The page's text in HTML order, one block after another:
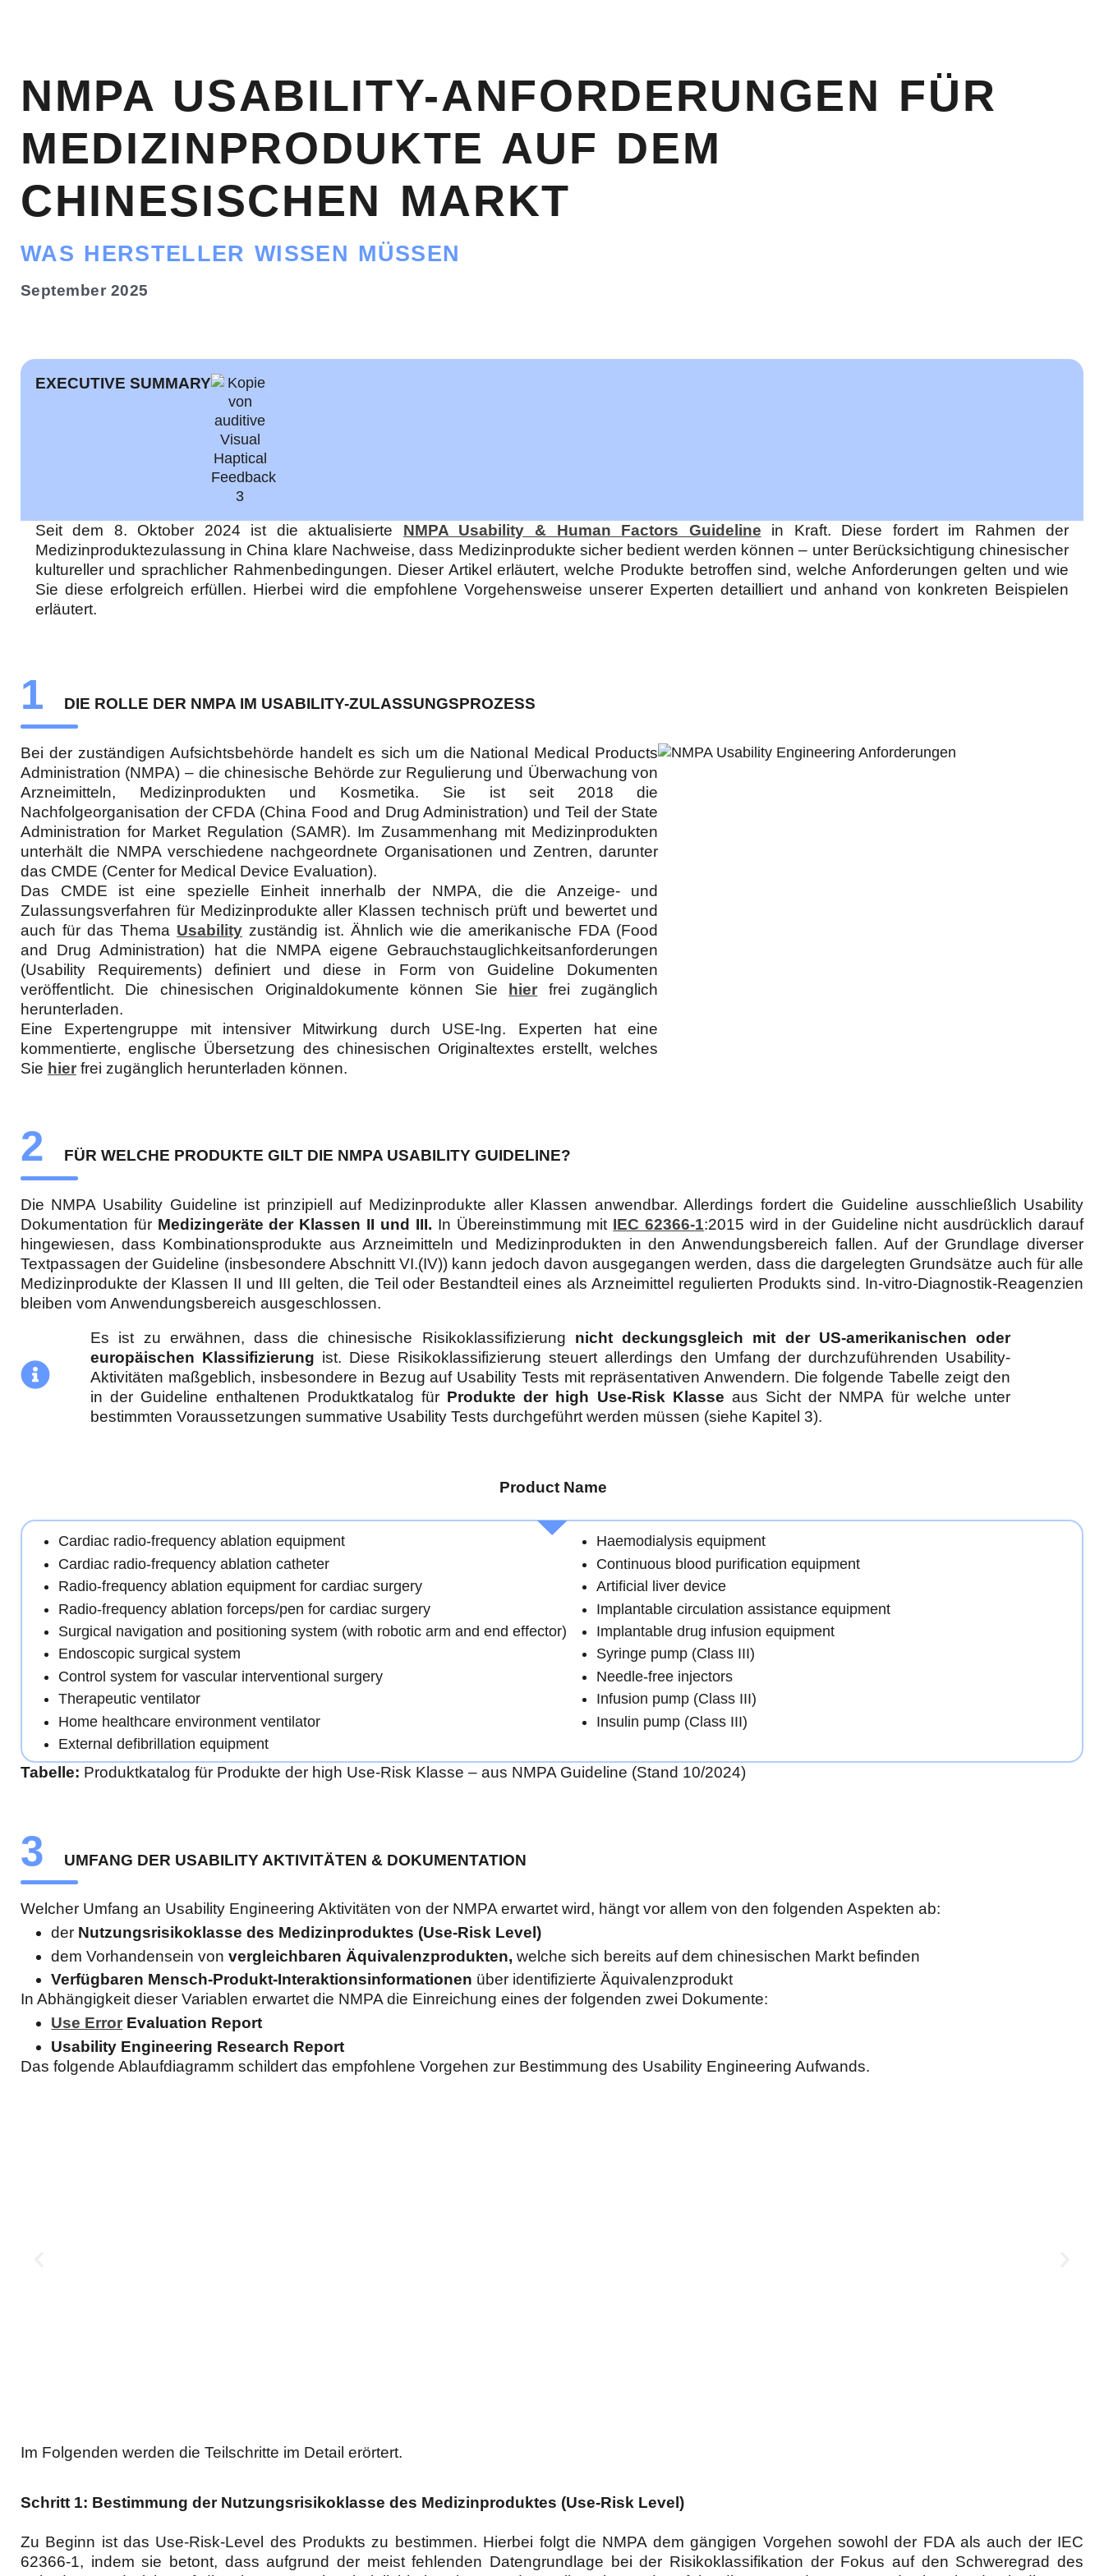
NMPA USABILITY-ANFORDERUNGEN FÜR
MEDIZINPRODUKTE AUF DEM
CHINESISCHEN MARKT
WAS HERSTELLER WISSEN MÜSSEN
September 2025
EXECUTIVE SUMMARY
Seit dem 8. Oktober 2024 ist die aktualisierte NMPA Usability & Human Factors Guideline in Kraft. Diese fordert im Rahmen der
Medizinproduktezulassung in China klare Nachweise, dass Medizinprodukte sicher bedient werden können – unter Berücksichtigung chinesischer
kultureller und sprachlicher Rahmenbedingungen. Dieser Artikel erläutert, welche Produkte betroffen sind, welche Anforderungen gelten und wie
Sie diese erfolgreich erfüllen. Hierbei wird die empfohlene Vorgehensweise unserer Experten detailliert und anhand von konkreten Beispielen
erläutert.
1 DIE ROLLE DER NMPA IM USABILITY-ZULASSUNGSPROZESS
Bei der zuständigen Aufsichtsbehörde handelt es sich um die National Medical Products
Administration (NMPA) – die chinesische Behörde zur Regulierung und Überwachung von
Arzneimitteln, Medizinprodukten und Kosmetika. Sie ist seit 2018 die
Nachfolgeorganisation der CFDA (China Food and Drug Administration) und Teil der State
Administration for Market Regulation (SAMR). Im Zusammenhang mit Medizinprodukten
unterhält die NMPA verschiedene nachgeordnete Organisationen und Zentren, darunter
das CMDE (Center for Medical Device Evaluation).
Das CMDE ist eine spezielle Einheit innerhalb der NMPA, die die Anzeige- und
Zulassungsverfahren für Medizinprodukte aller Klassen technisch prüft und bewertet und
auch für das Thema Usability zuständig ist. Ähnlich wie die amerikanische FDA (Food
and Drug Administration) hat die NMPA eigene Gebrauchstauglichkeitsanforderungen
(Usability Requirements) definiert und diese in Form von Guideline Dokumenten
veröffentlicht. Die chinesischen Originaldokumente können Sie hier frei zugänglich
herunterladen.
Eine Expertengruppe mit intensiver Mitwirkung durch USE-Ing. Experten hat eine
kommentierte, englische Übersetzung des chinesischen Originaltextes erstellt, welches
Sie hierfrei zugänglich herunterladen können.
2 FÜR WELCHE PRODUKTE GILT DIE NMPA USABILITY GUIDELINE?
Die NMPA Usability Guideline ist prinzipiell auf Medizinprodukte aller Klassen anwendbar. Allerdings fordert die Guideline ausschließlich Usability
Dokumentation für Medizingeräte der Klassen II und III. In Übereinstimmung mit IEC 62366-1:2015 wird in der Guideline nicht ausdrücklich darauf
hingewiesen, dass Kombinationsprodukte aus Arzneimitteln und Medizinprodukten in den Anwendungsbereich fallen. Auf der Grundlage diverser
Textpassagen der Guideline (insbesondere Abschnitt VI.(IV)) kann jedoch davon ausgegangen werden, dass die dargelegten Grundsätze auch für alle
Medizinprodukte der Klassen II und III gelten, die Teil oder Bestandteil eines als Arzneimittel regulierten Produkts sind. In-vitro-Diagnostik-Reagenzien
bleiben vom Anwendungsbereich ausgeschlossen.
Es ist zu erwähnen, dass die chinesische Risikoklassifizierung nicht deckungsgleich mit der US-amerikanischen oder
europäischen Klassifizierung ist. Diese Risikoklassifizierung steuert allerdings den Umfang der durchzuführenden Usability-
Aktivitäten maßgeblich, insbesondere in Bezug auf Usability Tests mit repräsentativen Anwendern. Die folgende Tabelle zeigt den
in der Guideline enthaltenen Produktkatalog für Produkte der high Use-Risk Klasse aus Sicht der NMPA für welche unter
bestimmten Voraussetzungen summative Usability Tests durchgeführt werden müssen (siehe Kapitel 3).
Product Name
Cardiac radio-frequency ablation equipment
Cardiac radio-frequency ablation catheter
Radio-frequency ablation equipment for cardiac surgery
Radio-frequency ablation forceps/pen for cardiac surgery
Surgical navigation and positioning system (with robotic arm and end effector)
Endoscopic surgical system
Control system for vascular interventional surgery
Therapeutic ventilator
Home healthcare environment ventilator
External defibrillation equipment
Haemodialysis equipment
Continuous blood purification equipment
Artificial liver device
Implantable circulation assistance equipment
Implantable drug infusion equipment
Syringe pump (Class III)
Needle-free injectors
Infusion pump (Class III)
Insulin pump (Class III)
Tabelle: Produktkatalog für Produkte der high Use-Risk Klasse – aus NMPA Guideline (Stand 10/2024)
3 UMFANG DER USABILITY AKTIVITÄTEN & DOKUMENTATION
Welcher Umfang an Usability Engineering Aktivitäten von der NMPA erwartet wird, hängt vor allem von den folgenden Aspekten ab:
der Nutzungsrisikoklasse des Medizinproduktes (Use-Risk Level)
dem Vorhandensein vonvergleichbaren Äquivalenzprodukten,welche sich bereits auf dem chinesischen Markt befinden
Verfügbaren Mensch-Produkt-Interaktionsinformationen über identifizierte Äquivalenzprodukt
In Abhängigkeit dieser Variablen erwartet die NMPA die Einreichung eines der folgenden zwei Dokumente:
Use Error Evaluation Report
Usability Engineering Research Report
Das folgende Ablaufdiagramm schildert das empfohlene Vorgehen zur Bestimmung des Usability Engineering Aufwands.
Im Folgenden werden die Teilschritte im Detail erörtert.
Schritt 1: Bestimmung der Nutzungsrisikoklasse des Medizinproduktes (Use-Risk Level)
Zu Beginn ist das Use-Risk-Level des Produkts zu bestimmen. Hierbei folgt die NMPA dem gängigen Vorgehen sowohl der FDA als auch der IEC
62366-1, indem sie betont, dass aufgrund der meist fehlenden Datengrundlage bei der Risikoklassifikation der Fokus auf den Schweregrad des